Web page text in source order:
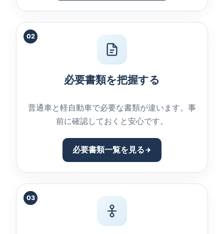
02
必要書類を把握する
普通車と軽自動車で必要な書類が違います。事
前に確認しておくと安心です。
必要書類一覧を見る
03